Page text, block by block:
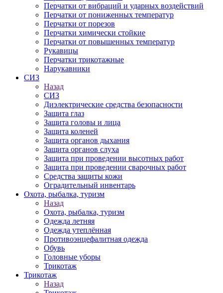
Перчатки от вибраций и ударных воздействий
Перчатки от пониженных температур
Перчатки от порезов
Перчатки химически стойкие
Перчатки от повышенных температур
Рукавицы
Перчатки трикотажные
Нарукавники
СИЗ
Назад
СИЗ
Диэлектрические средства безопасности
Защита глаз
Защита головы и лица
Защита коленей
Защита органов дыхания
Защита органов слуха
Защита при проведении высотных работ
Защита при проведении сварочных работ
Средства защиты кожи
Оградительный инвентарь
Охота, рыбалка, туризм
Назад
Охота, рыбалка, туризм
Одежда летняя
Одежда утеплённая
Противоэнцефалитная одежда
Обувь
Головные уборы
Трикотаж
Трикотаж
Назад